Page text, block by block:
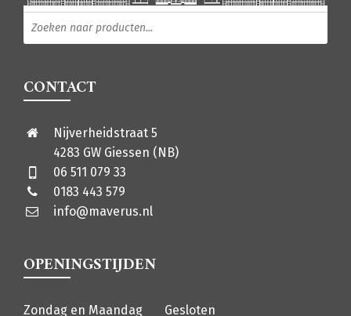
Producten zoeken
CONTACT
Nijverheidstraat 5
4283 GW Giessen (NB)
06 511 079 33
0183 443 579
info@maverus.nl
OPENINGSTIJDEN
Zondag en Maandag
Gesloten